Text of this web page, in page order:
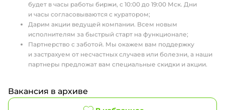
будет в часы работы биржи, с 10:00 до 19:00 Мск. Дни
и часы согласовываются с куратором;
Дарим акции ведущей компании. Всем новым
исполнителям за быстрый старт на функционале;
Партнерство с заботой. Мы окажем вам поддержку
и застрахуем от несчастных случаев или болезни, а наши
партнеры предложат вам специальные скидки и акции.
Вакансия в архиве